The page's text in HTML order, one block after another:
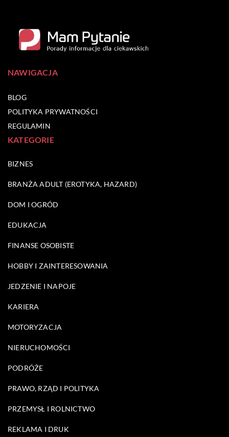
NAWIGACJA
BLOG
POLITYKA PRYWATNOŚCI
REGULAMIN
KATEGORIE
BIZNES
BRANŻA ADULT (EROTYKA, HAZARD)
DOM I OGRÓD
EDUKACJA
FINANSE OSOBISTE
HOBBY I ZAINTERESOWANIA
JEDZENIE I NAPOJE
KARIERA
MOTORYZACJA
NIERUCHOMOŚCI
PODRÓŻE
PRAWO, RZĄD I POLITYKA
PRZEMYSŁ I ROLNICTWO
REKLAMA I DRUK